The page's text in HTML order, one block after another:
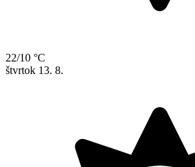
22/10 °C
štvrtok 13. 8.